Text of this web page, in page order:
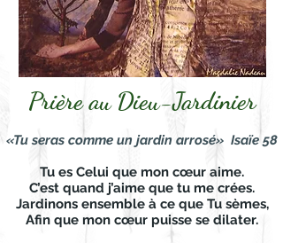
Prière au Dieu-Jardinier
«Tu seras comme un jardin arrosé» Isaïe 58
Tu es Celui que mon cœur aime.
C’est quand j’aime que tu me crées.
Jardinons ensemble à ce que Tu sèmes,
Afin que mon cœur puisse se dilater.